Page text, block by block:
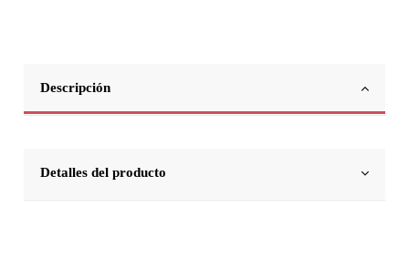
Descripción
Detalles del producto